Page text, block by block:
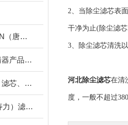
替代DONALDSON（唐纳森）滤芯、滤清器产品
电厂用滤芯、滤清器产品集合
替代MANN（曼）滤芯、滤清器产品
替代SULLAIR（寿力）滤芯、滤清器产品
2、当除尘滤芯表
干净为止(除尘滤
3、除尘滤芯清洗
河北除尘滤芯在清
度，一般不超过